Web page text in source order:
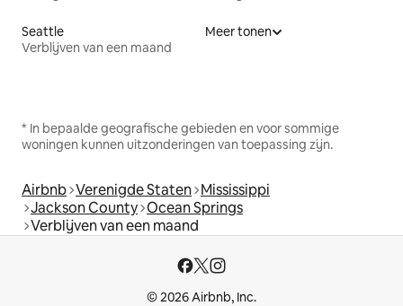
Seattle
Verblijven van een maand
Meer tonen
* In bepaalde geografische gebieden en voor sommige
woningen kunnen uitzonderingen van toepassing zijn.
Airbnb Verenigde Staten Mississippi
Jackson County Ocean Springs
Verblijven van een maand
© 2026 Airbnb, Inc.